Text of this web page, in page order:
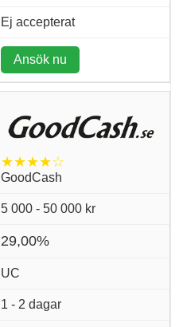
Ej accepterat
Ansök nu
★★★★☆
GoodCash
5 000 - 50 000 kr
29,00%
UC
1 - 2 dagar